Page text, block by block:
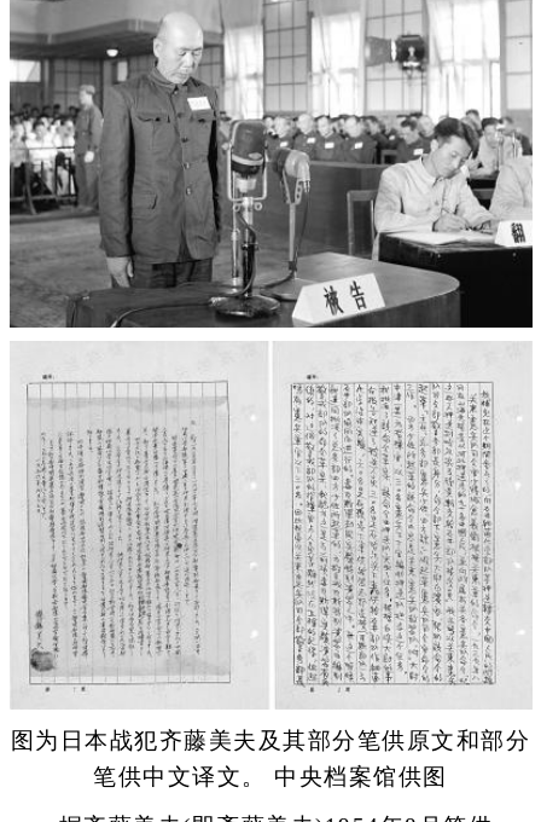
图为日本战犯齐藤美夫及其部分笔供原文和部分
笔供中文译文。 中央档案馆供图